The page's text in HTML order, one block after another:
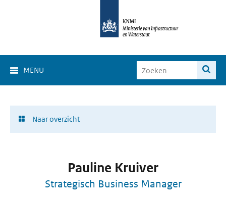
MENU
Naar overzicht
Pauline Kruiver
Strategisch Business Manager